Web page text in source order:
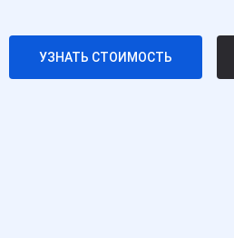
УЗНАТЬ СТОИМОСТЬ